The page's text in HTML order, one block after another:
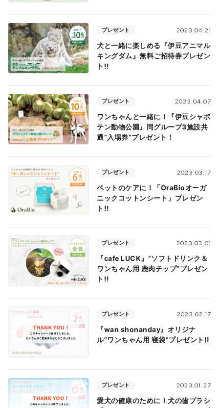
プレゼント 2023.04.21
犬と一緒に楽しめる『伊豆アニマル
キングダム』無料ご招待券プレゼン
ト!!
プレゼント 2023.04.07
ワンちゃんと一緒に！『伊豆シャボ
テン動物公園』同グループ3施設共
通”入場券”プレゼント！
プレゼント 2023.03.17
ペットのケアに！「OraBioオーガ
ニックコットンシート」プレゼン
ト!!
プレゼント 2023.03.01
『cafe LUCK』”ソフトドリンク＆
ワンちゃん用 鹿肉チップ”プレゼン
ト!!
プレゼント 2023.02.17
『wan shonanday』オリジナ
ル”ワンちゃん用 寝袋”プレゼント!!
プレゼント 2023.01.27
愛犬の健康のために！犬の歯ブラシ